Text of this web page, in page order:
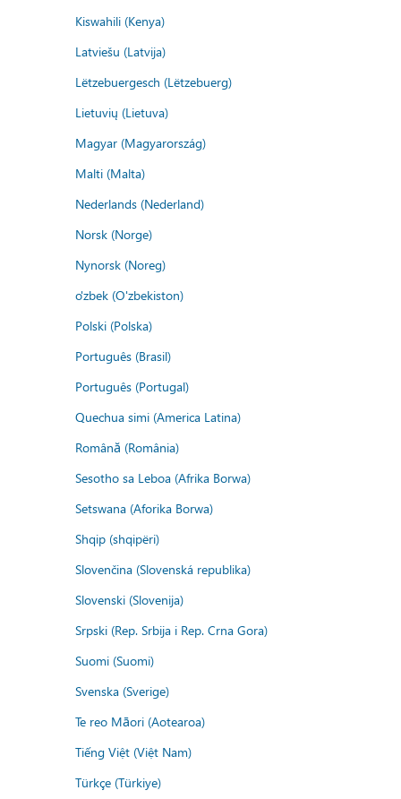
Kiswahili (Kenya)
Latviešu (Latvija)
Lëtzebuergesch (Lëtzebuerg)
Lietuvių (Lietuva)
Magyar (Magyarország)
Malti (Malta)
Nederlands (Nederland)
Norsk (Norge)
Nynorsk (Noreg)
o'zbek (O'zbekiston)
Polski (Polska)
Português (Brasil)
Português (Portugal)
Quechua simi (America Latina)
Română (România)
Sesotho sa Leboa (Afrika Borwa)
Setswana (Aforika Borwa)
Shqip (shqipëri)
Slovenčina (Slovenská republika)
Slovenski (Slovenija)
Srpski (Rep. Srbija i Rep. Crna Gora)
Suomi (Suomi)
Svenska (Sverige)
Te reo Māori (Aotearoa)
Tiếng Việt (Việt Nam)
Türkçe (Türkiye)